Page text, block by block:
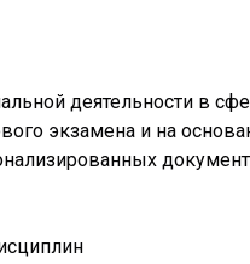
деятельности в
экзамена и на